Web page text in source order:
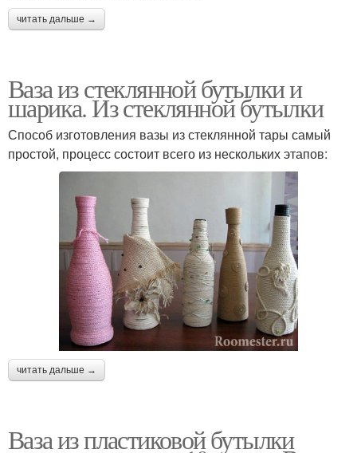
читать дальше →
Ваза из стеклянной бутылки и
шарика. Из стеклянной бутылки
Способ изготовления вазы из стеклянной тары самый
простой, процесс состоит всего из нескольких этапов:
читать дальше →
Ваза из пластиковой бутылки